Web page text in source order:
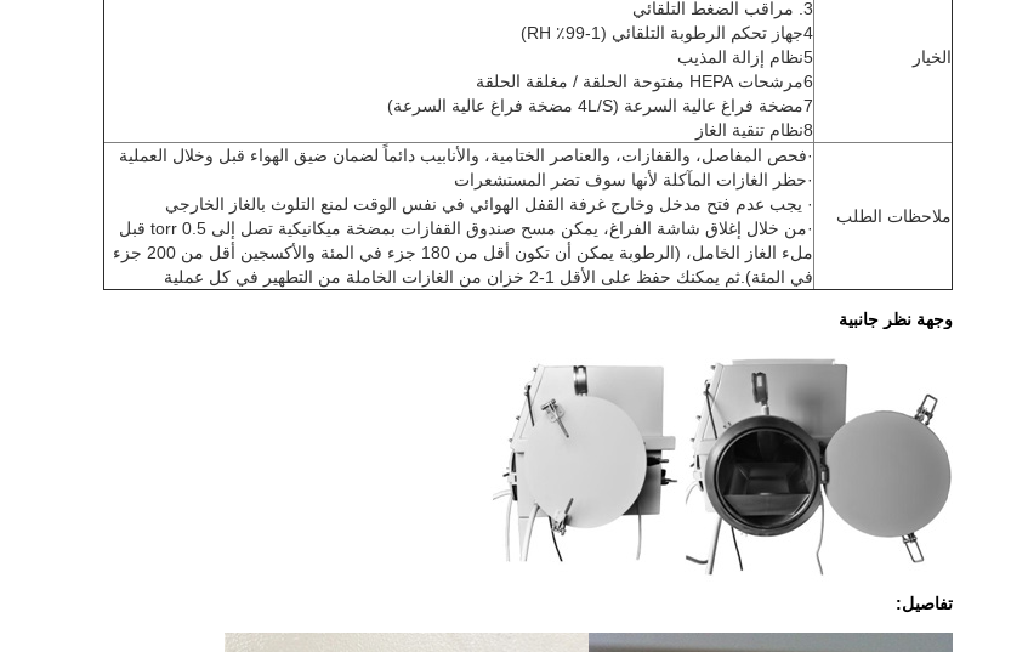
الخيار
3. مراقب الضغط التلقائي
4جهاز تحكم الرطوبة التلقائي (1-99٪ RH)
5نظام إزالة المذيب
6مرشحات HEPA مفتوحة الحلقة / مغلقة الحلقة
7مضخة فراغ عالية السرعة (4L/S مضخة فراغ عالية السرعة)
8نظام تنقية الغاز
ملاحظات الطلب
·فحص المفاصل، والقفازات، والعناصر الختامية، والأنابيب دائماً لضمان ضيق الهواء قبل وخلال العملية
·حظر الغازات المآكلة لأنها سوف تضر المستشعرات
· يجب عدم فتح مدخل وخارج غرفة القفل الهوائي في نفس الوقت لمنع التلوث بالغاز الخارجي
·من خلال إغلاق شاشة الفراغ، يمكن مسح صندوق القفازات بمضخة ميكانيكية تصل إلى 0.5 torr قبل
ملء الغاز الخامل، (الرطوبة يمكن أن تكون أقل من 180 جزء في المئة والأكسجين أقل من 200 جزء
في المئة).ثم يمكنك حفظ على الأقل 1-2 خزان من الغازات الخاملة من التطهير في كل عملية
وجهة نظر جانبية
تفاصيل: